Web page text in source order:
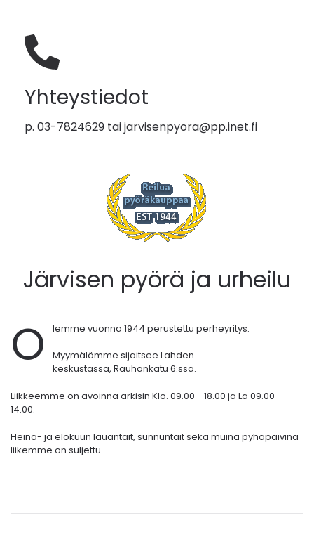
Yhteystiedot
p. 03-7824629 taijarvisenpyora@pp.inet.fi
Järvisen pyörä ja urheilu
O
lemme vuonna 1944 perustettu perheyritys.
Myymälämme sijaitsee Lahden
keskustassa, Rauhankatu 6:ssa.
Liikkeemme on avoinna arkisin Klo. 09.00 - 18.00 ja La 09.00 -
14.00.
Heinä- ja elokuun lauantait, sunnuntait sekä muina pyhäpäivinä
liikemme on suljettu.